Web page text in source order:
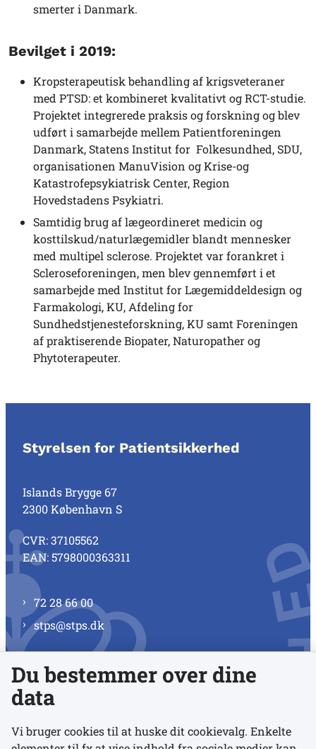
smerter i Danmark.
Bevilget i 2019:
Kropsterapeutisk behandling af krigsveteraner
med PTSD: et kombineret kvalitativt og RCT-studie.
Projektet integrerede praksis og forskning og blev
udført i samarbejde mellem Patientforeningen
Danmark, Statens Institut for Folkesundhed, SDU,
organisationen ManuVision og Krise-og
Katastrofepsykiatrisk Center, Region
Hovedstadens Psykiatri.
Samtidig brug af lægeordineret medicin og
kosttilskud/naturlægemidler blandt mennesker
med multipel sclerose. Projektet var forankret i
Scleroseforeningen, men blev gennemført i et
samarbejde med Institut for Lægemiddeldesign og
Farmakologi, KU, Afdeling for
Sundhedstjenesteforskning, KU samt Foreningen
af praktiserende Biopater, Naturopather og
Phytoterapeuter.
Styrelsen for Patientsikkerhed
Islands Brygge 67
2300 København S
CVR: 37105562
EAN: 5798000363311
72 28 66 00
stps@stps.dk
Se alle kontaktnumre
Du bestemmer over dine
data
Vi bruger cookies til at huske dit cookievalg. Enkelte